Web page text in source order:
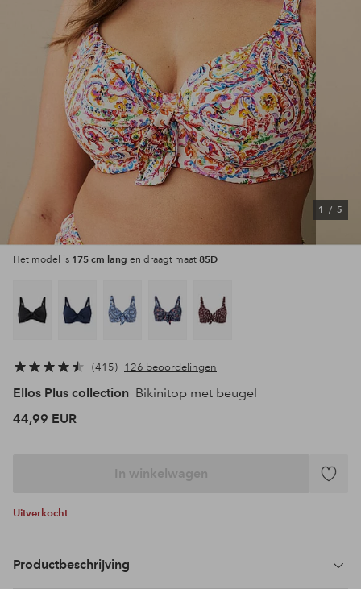
1 / 5
Het model is 175 cm lang en draagt maat 85D
415 126 beoordelingen
Ellos Plus collection Bikinitop met beugel
44,99 EUR
In winkelwagen
Uitverkocht
Productbeschrijving